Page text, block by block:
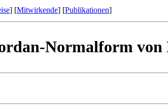
] [Mitwirkende] [Publikationen]
Normalform